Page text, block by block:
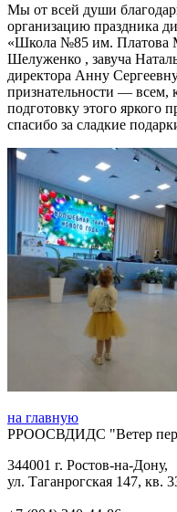
Мы от всей души
организацию праздника
«Школа №85 им. Платова
Шелуженко , завуча
директора Анну
признательности —
подготовку этого яркого
спасибо за сладкие
на главную
РРООСВДИДС "Ветер
344001 г. Ростов-на-Дону,
ул. Таганрогская 147, кв.